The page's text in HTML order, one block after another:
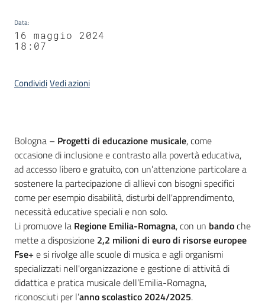
Data:
16 maggio 2024
18:07
CondividiVedi azioni
Contenuto
Bologna – Progetti di educazione musicale, come
occasione di inclusione e contrasto alla povertà educativa,
ad accesso libero e gratuito, con un’attenzione particolare a
sostenere la partecipazione di allievi con bisogni specifici
come per esempio disabilità, disturbi dell'apprendimento,
necessità educative speciali e non solo.
Li promuove la Regione Emilia-Romagna, con un bandoche
mette a disposizione 2,2 milioni di euro di risorse europee
Fse+ e si rivolge alle scuole di musica e agli organismi
specializzati nell'organizzazione e gestione di attività di
didattica e pratica musicale dell’Emilia-Romagna,
riconosciuti per l’anno scolastico 2024/2025.